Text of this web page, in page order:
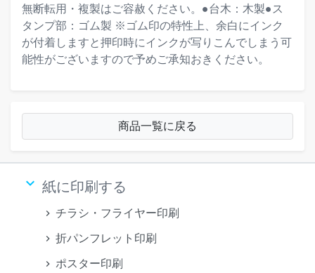
無断転用・複製はご容赦ください。●台木：木製●ス
タンプ部：ゴム製 ※ゴム印の特性上、余白にインク
が付着しますと押印時にインクが写りこんでしまう可
能性がございますので予めご承知おきください。
商品一覧に戻る
keyboard_arrow_down 紙に印刷する
チラシ・フライヤー印刷
折パンフレット印刷
ポスター印刷